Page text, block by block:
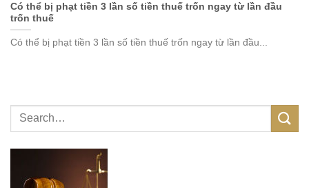
Có thể bị phạt tiền 3 lần số tiền thuế trốn ngay từ lần đầu
trốn thuế
Có thể bị phạt tiền 3 lần số tiền thuế trốn ngay từ lần đầu...